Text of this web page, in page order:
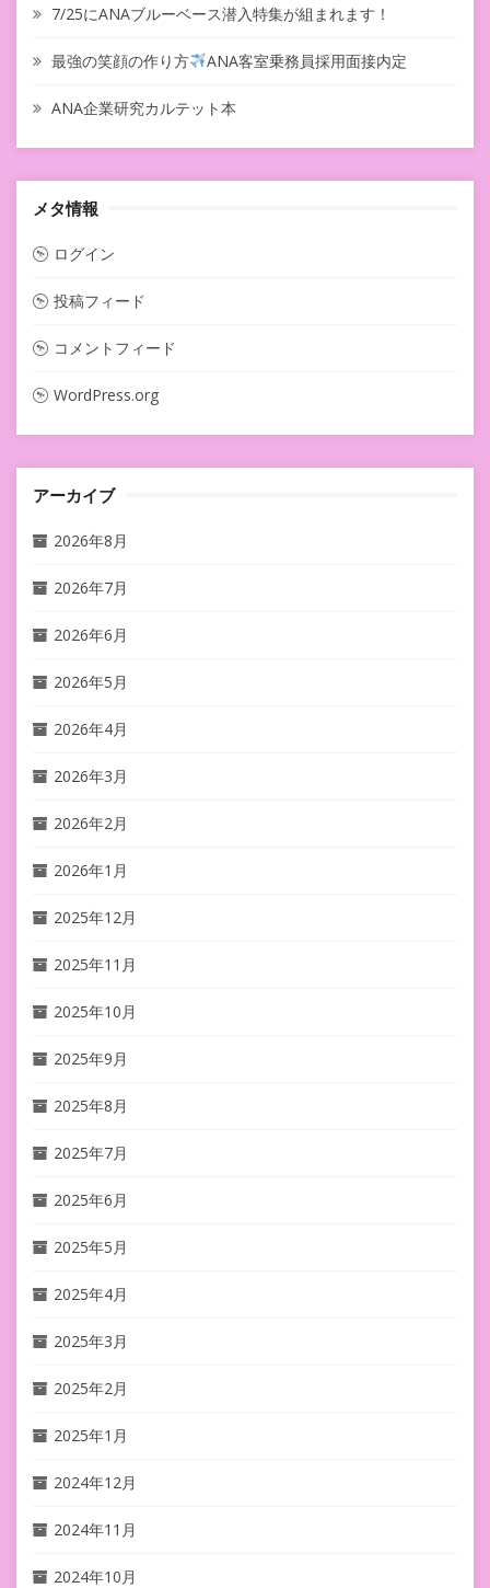
7/25にANAブルーベース潜入特集が組まれます！
最強の笑顔の作り方 ANA客室乗務員採用面接内定
ANA企業研究カルテット本
メタ情報
ログイン
投稿フィード
コメントフィード
WordPress.org
アーカイブ
2026年8月
2026年7月
2026年6月
2026年5月
2026年4月
2026年3月
2026年2月
2026年1月
2025年12月
2025年11月
2025年10月
2025年9月
2025年8月
2025年7月
2025年6月
2025年5月
2025年4月
2025年3月
2025年2月
2025年1月
2024年12月
2024年11月
2024年10月